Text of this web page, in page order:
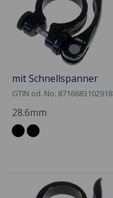
mit Schnellspanner
GTIN od. No: 8716683102918
28.6mm